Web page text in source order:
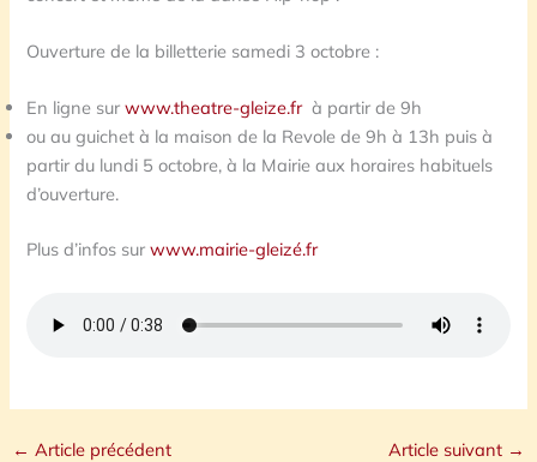
Ouverture de la billetterie samedi 3 octobre :
En ligne surwww.theatre-gleize.fr à partir de 9h
ou au guichet à la maison de la Revole de 9h à 13h puis à
partir du lundi 5 octobre, à la Mairie aux horaires habituels
d’ouverture.
Plus d’infos surwww.mairie-gleizé.fr
← Article précédent Article suivant →